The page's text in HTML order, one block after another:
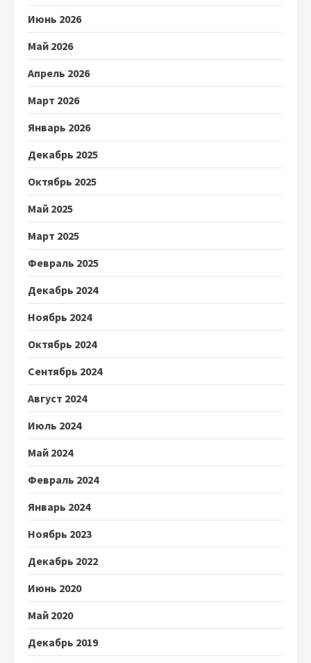
Июнь 2026
Май 2026
Апрель 2026
Март 2026
Январь 2026
Декабрь 2025
Октябрь 2025
Май 2025
Март 2025
Февраль 2025
Декабрь 2024
Ноябрь 2024
Октябрь 2024
Сентябрь 2024
Август 2024
Июль 2024
Май 2024
Февраль 2024
Январь 2024
Ноябрь 2023
Декабрь 2022
Июнь 2020
Май 2020
Декабрь 2019